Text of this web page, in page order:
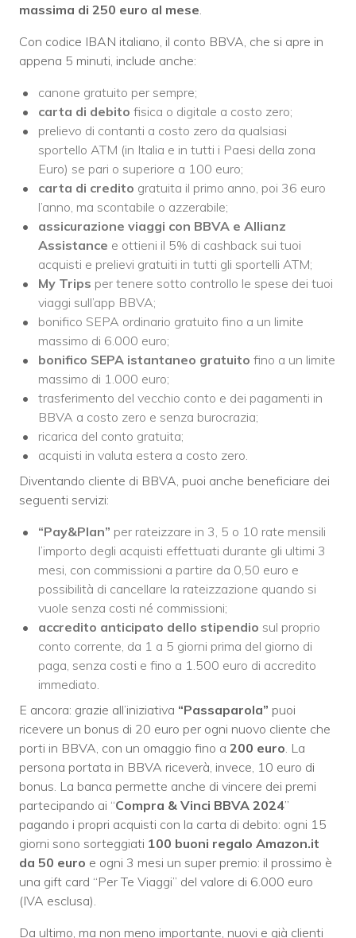
massima di 250 euro al mese
Con codice IBAN italiano, il conto BBVA, che si apre in
appena 5 minuti, include anche:
canone gratuito per sempre;
carta di debito fisica o digitale a costo zero;
prelievo di contanti a costo zero da qualsiasi
sportello ATM (in Italia e in tutti i Paesi della zona
Euro) se pari o superiore a 100 euro;
carta di credito gratuita il primo anno, poi 36 euro
l’anno, ma scontabile o azzerabile;
assicurazione viaggi con BBVA e Allianz
Assistance e ottieni il 5% di cashback sui tuoi
acquisti e prelievi gratuiti in tutti gli sportelli ATM;
My Trips per tenere sotto controllo le spese dei tuoi
viaggi sull’app BBVA;
bonifico SEPA ordinario gratuito fino a un limite
massimo di 6.000 euro;
bonifico SEPA istantaneo gratuito fino a un limite
massimo di 1.000 euro;
trasferimento del vecchio conto e dei pagamenti in
BBVA a costo zero e senza burocrazia;
ricarica del conto gratuita;
acquisti in valuta estera a costo zero.
Diventando cliente di BBVA, puoi anche beneficiare dei
seguenti servizi:
“Pay&Plan” per rateizzare in 3, 5 o 10 rate mensili
l’importo degli acquisti effettuati durante gli ultimi 3
mesi, con commissioni a partire da 0,50 euro e
possibilità di cancellare la rateizzazione quando si
vuole senza costi né commissioni;
accredito anticipato dello stipendio sul proprio
conto corrente, da 1 a 5 giorni prima del giorno di
paga, senza costi e fino a 1.500 euro di accredito
immediato.
E ancora: grazie all’iniziativa “Passaparola” puoi
ricevere un bonus di 20 euro per ogni nuovo cliente che
porti in BBVA, con un omaggio fino a 200 euro . La
persona portata in BBVA riceverà, invece, 10 euro di
bonus. La banca permette anche di vincere dei premi
partecipando ai “Compra & Vinci BBVA 2024”
pagando i propri acquisti con la carta di debito: ogni 15
giorni sono sorteggiati 100 buoni regalo Amazon.it
da 50 euro e ogni 3 mesi un super premio: il prossimo è
una gift card “Per Te Viaggi” del valore di 6.000 euro
(IVA esclusa).
Da ultimo, ma non meno importante, nuovi e già clienti